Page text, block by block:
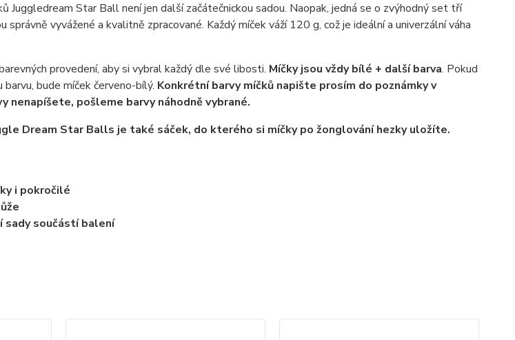
Juggledream Star Ball není jen další začátečnickou sadou. Naopak, jedná se o zvýhodný set tří
správně vyvážené a kvalitně zpracované. Každý míček váží 120 g, což je ideální a univerzální váha
provedení, aby si vybral každý dle své libosti. Míčky jsou vždy bílé + další barva. Pokud
bude míček červeno-bílý. Konkrétní barvy míčků napište prosím do poznámky v
nenapíšete, pošleme barvy náhodně vybrané.
Dream Star Balls je také sáček, do kterého si míčky po žonglování hezky uložíte.
i pokročilé
sady součástí balení